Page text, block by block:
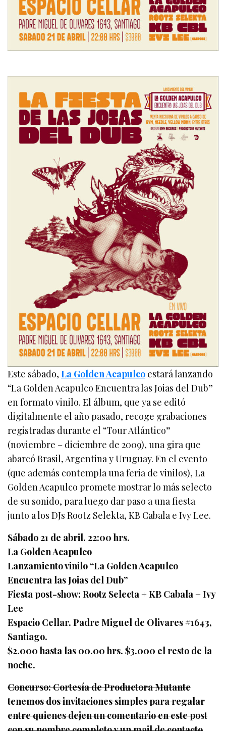
Este sábado,La Golden Acapulco estará lanzando
“La Golden Acapulco Encuentra las Joias del Dub”
en formato vinilo. El álbum, que ya se editó
digitalmente el año pasado, recoge grabaciones
registradas durante el “Tour Atlántico”
(noviembre – diciembre de 2009), una gira que
abarcó Brasil, Argentina y Uruguay. En el evento
(que además contempla una feria de vinilos), La
Golden Acapulco promete mostrar lo más selecto
de su sonido, para luego dar paso a una fiesta
junto a los DJs Rootz Selekta, KB Cabala e Ivy Lee.
Sábado 21 de abril. 22:00 hrs.
La Golden Acapulco
Lanzamiento vinilo “La Golden Acapulco
Encuentra las Joias del Dub”
Fiesta post-show: Rootz Selecta + KB Cabala + Ivy
Lee
Espacio Cellar. Padre Miguel de Olivares #1643,
Santiago.
$2.000 hasta las 00.00 hrs. $3.000 el resto de la
noche.
Concurso: Cortesía de Productora Mutante
tenemos dos invitaciones simples para regalar
entre quienes dejen un comentario en este post